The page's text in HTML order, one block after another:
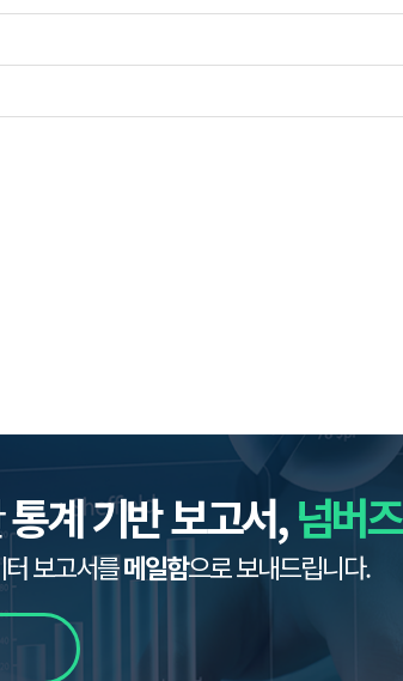
통계 기반 보고서,넘버즈
보고서를메일함으로 보내드립니다.